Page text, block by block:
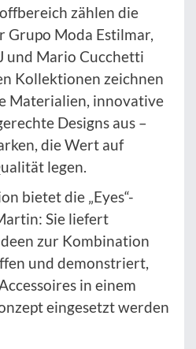
zählen die
Moda Estilmar,
und Mario Cucchetti
Kollektionen zeichnen
Materialien, innovative
Designs aus –
die Wert auf
legen.
bietet die „Eyes“-
Sie liefert
zur Kombination
und demonstriert,
in einem
eingesetzt werden